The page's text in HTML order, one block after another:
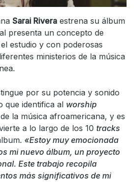
Sarai Rivera estrena su álbum
presenta un concepto de
estudio y con poderosas
ministerios de la música
por su potencia y sonido
que identifica al worship
de la música afroamericana, y es
a lo largo de los 10 tracks
«Estoy muy emocionada
mi nuevo álbum, un proyecto
Este trabajo recopila
más significativos de mi